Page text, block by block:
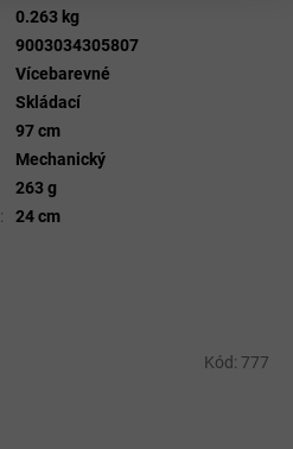
Kód: 777
0.263 kg
9003034305807
Vícebarevné
Skládací
97 cm
Mechanický
263 g
: 24 cm